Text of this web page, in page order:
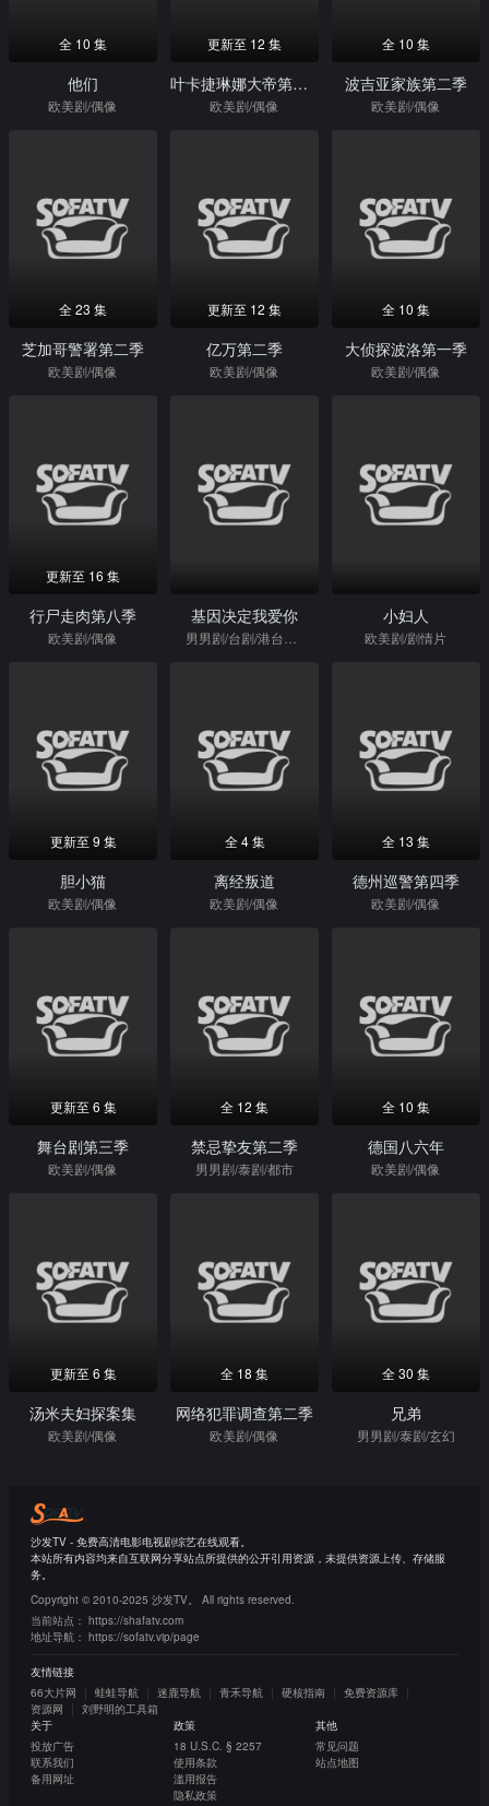
全 10 集
他们
欧美剧/偶像
更新至 12 集
叶卡捷琳娜大帝第二季(俄版)
欧美剧/偶像
全 10 集
波吉亚家族第二季
欧美剧/偶像
全 23 集
芝加哥警署第二季
欧美剧/偶像
更新至 12 集
亿万第二季
欧美剧/偶像
全 10 集
大侦探波洛第一季
欧美剧/偶像
更新至 16 集
行尸走肉第八季
欧美剧/偶像
基因决定我爱你 小妇人
欧美剧/剧情片
更新至 9 集
胆小猫
欧美剧/偶像
全 4 集
离经叛道
欧美剧/偶像
全 13 集
德州巡警第四季
欧美剧/偶像
更新至 6 集
舞台剧第三季
欧美剧/偶像
全 12 集
禁忌挚友第二季
男男剧/泰剧/都市
全 10 集
德国八六年
欧美剧/偶像
更新至 6 集
汤米夫妇探案集
欧美剧/偶像
全 18 集
网络犯罪调查第二季
欧美剧/偶像
全 30 集
兄弟
男男剧/泰剧/玄幻
沙发TV - 免费高清电影电视剧综艺在线观看。
本站所有内容均来自互联网分享站点所提供的公开引用资源，未提供资源上传、存储服
务。
Copyright © 2010-2025 沙发TV。 All rights reserved.
当前站点： https://shafatv.com
地址导航： https://sofatv.vip/page
友情链接
66大片网
蛙蛙导航 迷鹿导航 青禾导航 硬核指南
免费资源库
资源网
刘野明的工具箱
关于
投放广告
联系我们
备用网址
政策
18 U.S.C. § 2257
使用条款
滥用报告
隐私政策
其他
常见问题
站点地图